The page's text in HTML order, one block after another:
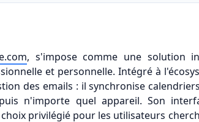
, s'impose comme une solution
et personnelle. Intégré à
des emails : il synchronise
n'importe quel appareil. Son
privilégié pour les utilisateurs